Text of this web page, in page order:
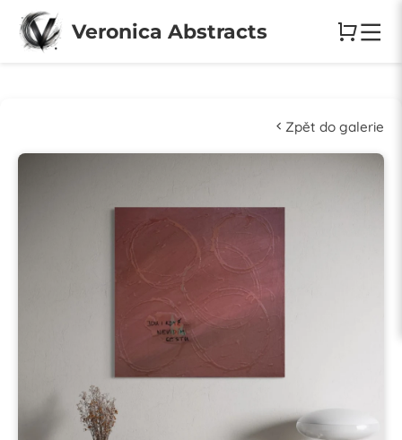
Veronica Abstracts
Zpět do galerie